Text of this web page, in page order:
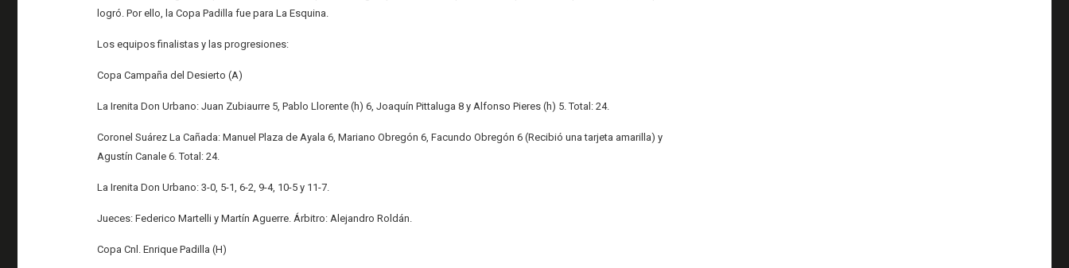
logró. Por ello, la Copa Padilla fue para La Esquina.
Los equipos finalistas y las progresiones:
Copa Campaña del Desierto (A)
La Irenita Don Urbano: Juan Zubiaurre 5, Pablo Llorente (h) 6, Joaquín Pittaluga 8 y Alfonso Pieres (h) 5. Total: 24.
Coronel Suárez La Cañada: Manuel Plaza de Ayala 6, Mariano Obregón 6, Facundo Obregón 6 (Recibió una tarjeta amarilla) y
Agustín Canale 6. Total: 24.
La Irenita Don Urbano: 3-0, 5-1, 6-2, 9-4, 10-5 y 11-7.
Jueces: Federico Martelli y Martín Aguerre. Árbitro: Alejandro Roldán.
Copa Cnl. Enrique Padilla (H)